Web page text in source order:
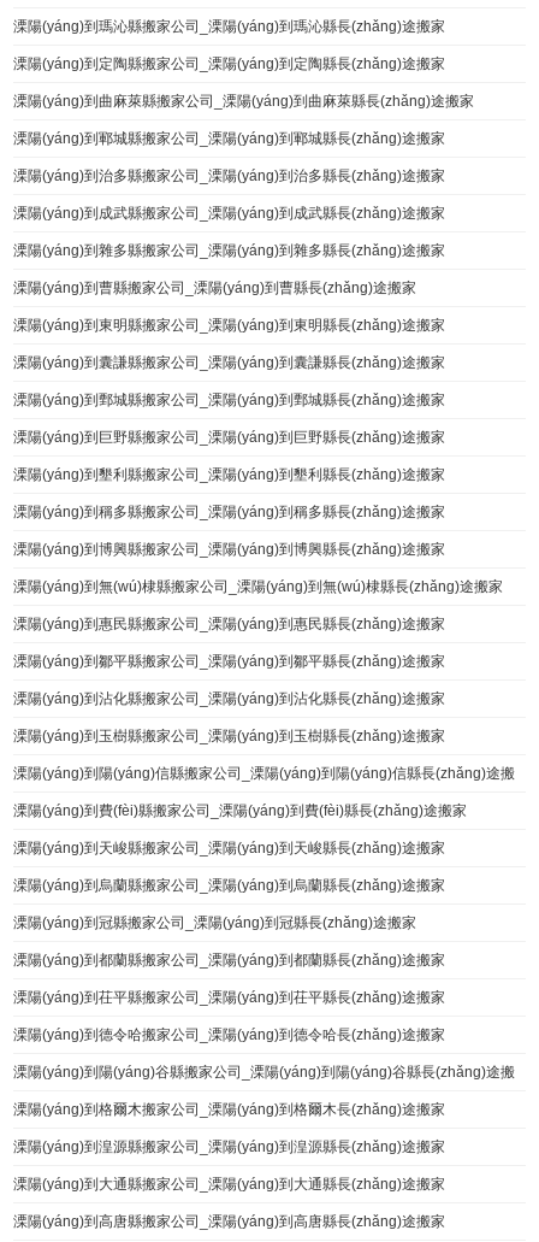
溧陽(yáng)到瑪沁縣搬家公司_溧陽(yáng)到瑪沁縣長(zhǎng)途搬家
溧陽(yáng)到定陶縣搬家公司_溧陽(yáng)到定陶縣長(zhǎng)途搬家
溧陽(yáng)到曲麻萊縣搬家公司_溧陽(yáng)到曲麻萊縣長(zhǎng)途搬家
溧陽(yáng)到鄆城縣搬家公司_溧陽(yáng)到鄆城縣長(zhǎng)途搬家
溧陽(yáng)到治多縣搬家公司_溧陽(yáng)到治多縣長(zhǎng)途搬家
溧陽(yáng)到成武縣搬家公司_溧陽(yáng)到成武縣長(zhǎng)途搬家
溧陽(yáng)到雜多縣搬家公司_溧陽(yáng)到雜多縣長(zhǎng)途搬家
溧陽(yáng)到曹縣搬家公司_溧陽(yáng)到曹縣長(zhǎng)途搬家
溧陽(yáng)到東明縣搬家公司_溧陽(yáng)到東明縣長(zhǎng)途搬家
溧陽(yáng)到囊謙縣搬家公司_溧陽(yáng)到囊謙縣長(zhǎng)途搬家
溧陽(yáng)到鄄城縣搬家公司_溧陽(yáng)到鄄城縣長(zhǎng)途搬家
溧陽(yáng)到巨野縣搬家公司_溧陽(yáng)到巨野縣長(zhǎng)途搬家
溧陽(yáng)到墾利縣搬家公司_溧陽(yáng)到墾利縣長(zhǎng)途搬家
溧陽(yáng)到稱多縣搬家公司_溧陽(yáng)到稱多縣長(zhǎng)途搬家
溧陽(yáng)到博興縣搬家公司_溧陽(yáng)到博興縣長(zhǎng)途搬家
溧陽(yáng)到無(wú)棣縣搬家公司_溧陽(yáng)到無(wú)棣縣長(zhǎng)途搬家
溧陽(yáng)到惠民縣搬家公司_溧陽(yáng)到惠民縣長(zhǎng)途搬家
溧陽(yáng)到鄒平縣搬家公司_溧陽(yáng)到鄒平縣長(zhǎng)途搬家
溧陽(yáng)到沾化縣搬家公司_溧陽(yáng)到沾化縣長(zhǎng)途搬家
溧陽(yáng)到玉樹縣搬家公司_溧陽(yáng)到玉樹縣長(zhǎng)途搬家
溧陽(yáng)到陽(yáng)信縣搬家公司_溧陽(yáng)到陽(yáng)信縣長(zhǎng)途搬
家
溧陽(yáng)到費(fèi)縣搬家公司_溧陽(yáng)到費(fèi)縣長(zhǎng)途搬家
溧陽(yáng)到天峻縣搬家公司_溧陽(yáng)到天峻縣長(zhǎng)途搬家
溧陽(yáng)到烏蘭縣搬家公司_溧陽(yáng)到烏蘭縣長(zhǎng)途搬家
溧陽(yáng)到冠縣搬家公司_溧陽(yáng)到冠縣長(zhǎng)途搬家
溧陽(yáng)到都蘭縣搬家公司_溧陽(yáng)到都蘭縣長(zhǎng)途搬家
溧陽(yáng)到茌平縣搬家公司_溧陽(yáng)到茌平縣長(zhǎng)途搬家
溧陽(yáng)到德令哈搬家公司_溧陽(yáng)到德令哈長(zhǎng)途搬家
溧陽(yáng)到陽(yáng)谷縣搬家公司_溧陽(yáng)到陽(yáng)谷縣長(zhǎng)途搬
家
溧陽(yáng)到格爾木搬家公司_溧陽(yáng)到格爾木長(zhǎng)途搬家
溧陽(yáng)到湟源縣搬家公司_溧陽(yáng)到湟源縣長(zhǎng)途搬家
溧陽(yáng)到大通縣搬家公司_溧陽(yáng)到大通縣長(zhǎng)途搬家
溧陽(yáng)到高唐縣搬家公司_溧陽(yáng)到高唐縣長(zhǎng)途搬家